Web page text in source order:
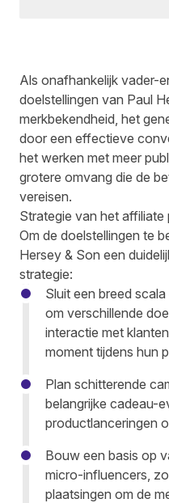
Als onafhankelijk vader-
doelstellingen van Paul
merkbekendheid, het
door een effectieve
het werken met meer
grotere omvang die de
vereisen.
Strategie van het affiliate
Om de doelstellingen te
Hersey & Son een
strategie:
Sluit een breed
om verschillende
interactie met
moment tijdens hun
Plan schitterende
belangrijke cadeau-
productlanceringen
Bouw een basis op
micro-influencers,
plaatsingen om de